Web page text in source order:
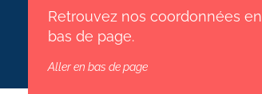
Retrouvez nos coordonnées en
bas de page.
Aller en bas de page